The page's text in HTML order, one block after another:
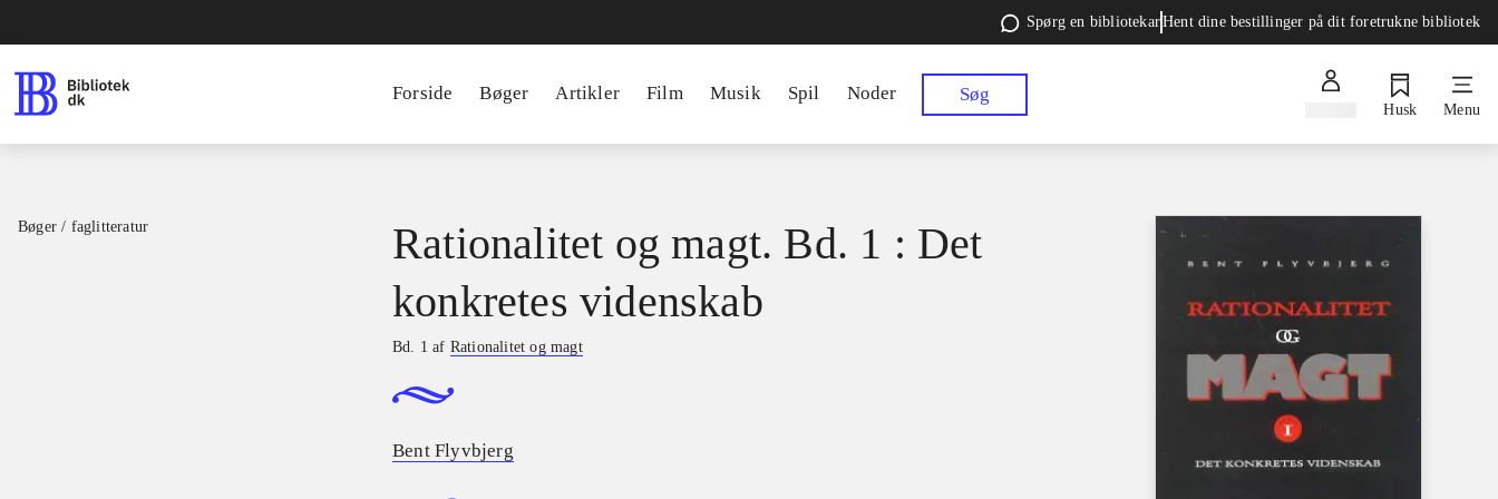
Spørg en bibliotekarHent dine bestillinger på dit foretrukne bibliotek
Forside Bøger Artikler Film Musik Spil Noder Søg
Husk Menu
Bøger / faglitteratur
Rationalitet og magt. Bd. 1 : Det
konkretes videnskab
Bd. 1 af Rationalitet og magt
Bent Flyvbjerg